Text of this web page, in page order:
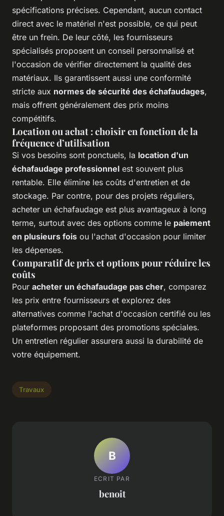
spécifications précises. Cependant, aucun contact
direct avec le matériel n'est possible, ce qui peut
être un frein. De leur côté, les fournisseurs
spécialisés proposent un conseil personnalisé et
l'occasion de vérifier directement la qualité des
matériaux. Ils garantissent aussi une conformité
stricte aux normes de sécurité des échafaudages,
mais offrent généralement des prix moins
compétitifs.
Location ou achat : choisir en fonction de la
fréquence d’utilisation
Si vos besoins sont ponctuels, la location d'un
échafaudage professionnel est souvent plus
rentable. Elle élimine les coûts d'entretien et de
stockage. Par contre, pour des projets réguliers,
acheter un échafaudage est plus avantageux à long
terme, surtout avec des options comme le paiement
en plusieurs fois ou l'achat d'occasion pour limiter
les dépenses.
Comparatif de prix et options pour réduire les
coûts
Pour acheter un échafaudage pas cher, comparez
les prix entre fournisseurs et explorez des
alternatives comme l'achat d'occasion certifié ou les
plateformes proposant des promotions spéciales.
Un entretien régulier assurera aussi la durabilité de
votre équipement.
Travaux
B
ECRIT PAR
benoit